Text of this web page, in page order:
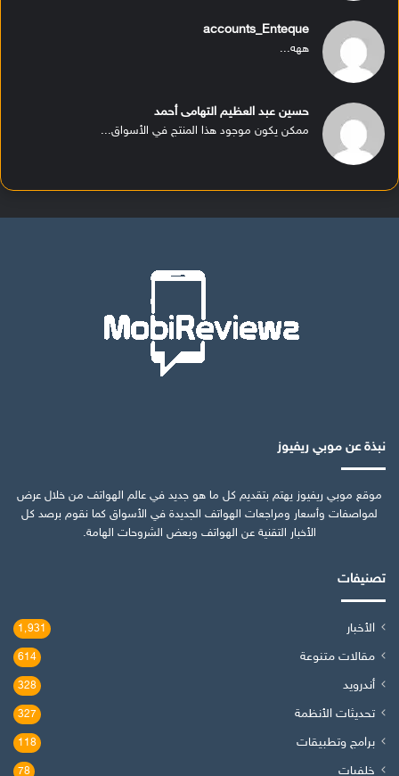
accounts_Enteque
ههه...
حسين عبد العظيم التهامى أحمد
ممكن يكون موجود هذا المنتج في الأسواق...
نبذة عن موبي ريفيوز
موقع موبي ريفيوز يهتم بتقديم كل ما هو جديد في عالم الهواتف من خلال عرض
لمواصفات وأسعار ومراجعات الهواتف الجديدة في الأسواق كما نقوم برصد كل
الأخبار التقنية عن الهواتف وبعض الشروحات الهامة.
تصنيفات
الأخبار 1٬931
مقالات متنوعة 614
أندرويد 328
تحديثات الأنظمة 327
برامج وتطبيقات 118
خلفيات 78